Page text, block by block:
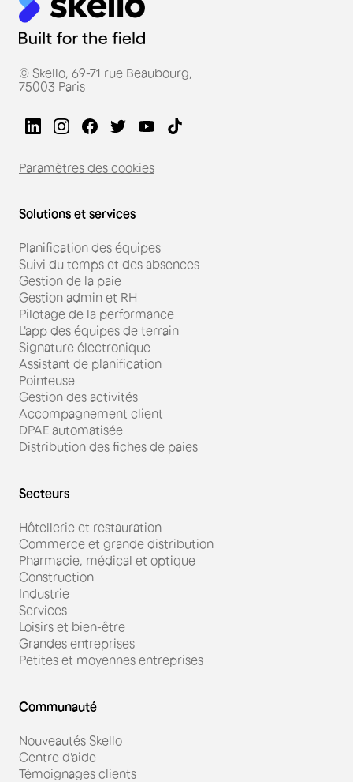
© Skello, 69-71 rue Beaubourg,
75003 Paris
Paramètres des cookies
Solutions et services
Planification des équipes
Suivi du temps et des absences
Gestion de la paie
Gestion admin et RH
Pilotage de la performance
L'app des équipes de terrain
Signature électronique
Assistant de planification
Pointeuse
Gestion des activités
Accompagnement client
DPAE automatisée
Distribution des fiches de paies
Secteurs
Hôtellerie et restauration
Commerce et grande distribution
Pharmacie, médical et optique
Construction
Industrie
Services
Loisirs et bien-être
Grandes entreprises
Petites et moyennes entreprises
Communauté
Nouveautés Skello
Centre d'aide
Témoignages clients